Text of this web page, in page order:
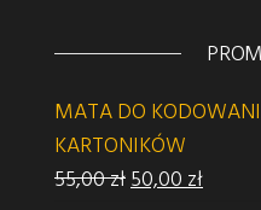
MATA DO
KARTONIKÓW
55,00złPierwotna
50,00 zł